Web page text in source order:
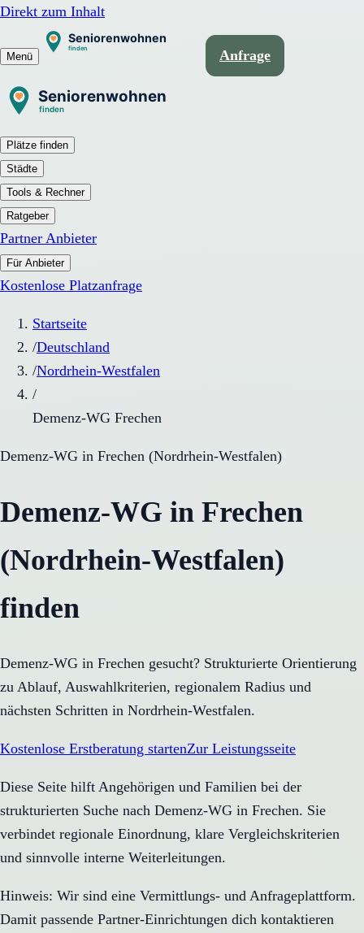
Direkt zum Inhalt
Menü Anfrage
Plätze finden
Städte
Tools & Rechner
Ratgeber
Partner Anbieter
Für Anbieter
Kostenlose Platzanfrage
Startseite
/Deutschland
/Nordrhein-Westfalen
/
Demenz-WG Frechen
Demenz-WG in Frechen (Nordrhein-Westfalen)
Demenz-WG in Frechen
(Nordrhein-Westfalen)
finden
Demenz-WG in Frechen gesucht? Strukturierte Orientierung
zu Ablauf, Auswahlkriterien, regionalem Radius und
nächsten Schritten in Nordrhein-Westfalen.
Kostenlose Erstberatung startenZur Leistungsseite
Diese Seite hilft Angehörigen und Familien bei der
strukturierten Suche nach Demenz-WG in Frechen. Sie
verbindet regionale Einordnung, klare Vergleichskriterien
und sinnvolle interne Weiterleitungen.
Hinweis: Wir sind eine Vermittlungs- und Anfrageplattform.
Damit passende Partner-Einrichtungen dich kontaktieren